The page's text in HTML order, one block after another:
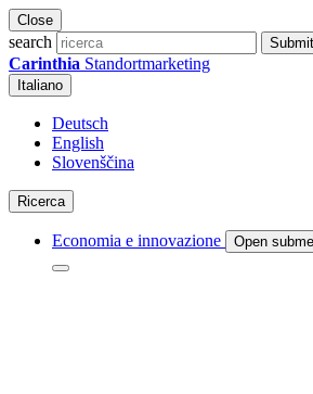
Close
search Submit
Carinthia Standortmarketing
Italiano
Deutsch
English
Slovenščina
Ricerca
Economia e innovazione Open